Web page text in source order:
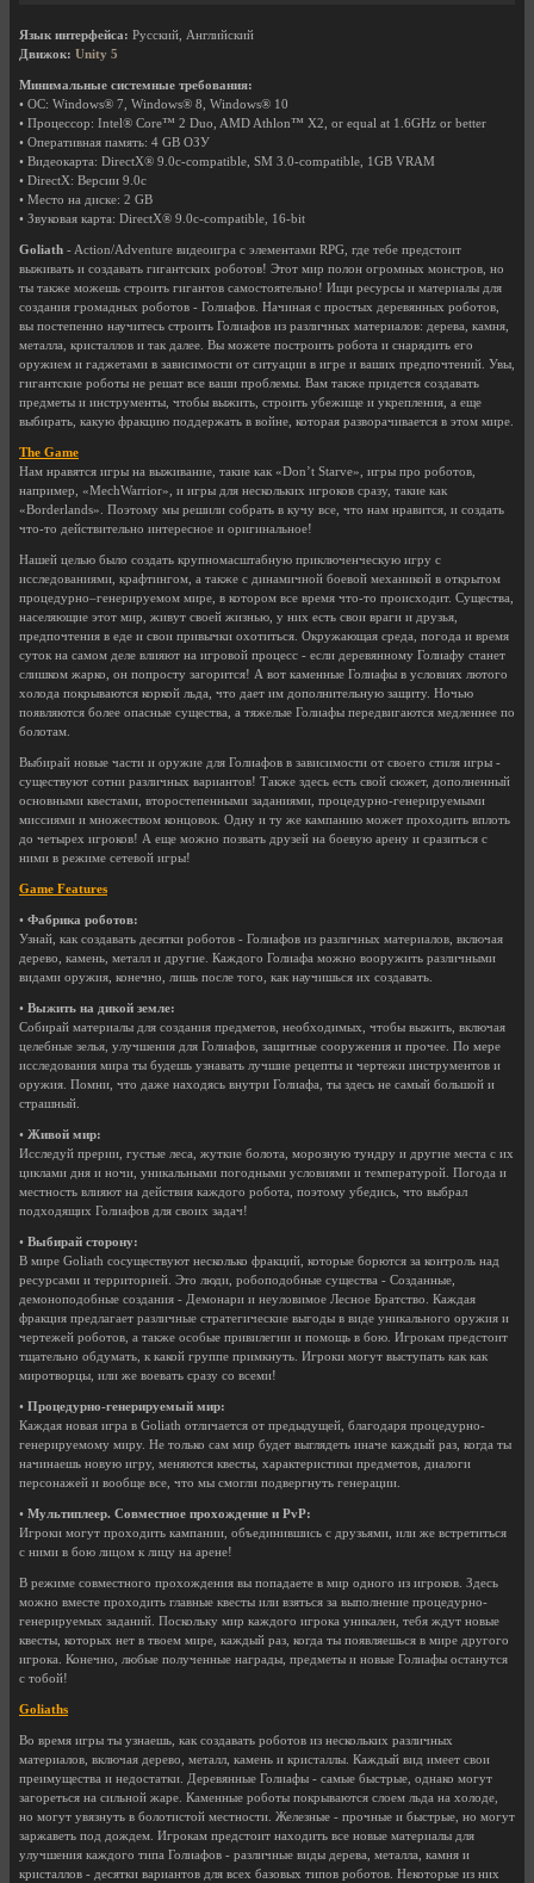
Язык интерфейса: Русский, Английский
Движок: Unity 5
Минимальные системные требования:
• ОС: Windows® 7, Windows® 8, Windows® 10
• Процессор: Intel® Core™ 2 Duo, AMD Athlon™ X2, or equal at 1.6GHz or better
• Оперативная память: 4 GB ОЗУ
• Видеокарта: DirectX® 9.0c-compatible, SM 3.0-compatible, 1GB VRAM
• DirectX: Версии 9.0c
• Место на диске: 2 GB
• Звуковая карта: DirectX® 9.0c-compatible, 16-bit
Goliath - Action/Adventure видеоигра с элементами RPG, где тебе предстоит
выживать и создавать гигантских роботов! Этот мир полон огромных монстров, но
ты также можешь строить гигантов самостоятельно! Ищи ресурсы и материалы для
создания громадных роботов - Голиафов. Начиная с простых деревянных роботов,
вы постепенно научитесь строить Голиафов из различных материалов: дерева, камня,
металла, кристаллов и так далее. Вы можете построить робота и снарядить его
оружием и гаджетами в зависимости от ситуации в игре и ваших предпочтений. Увы,
гигантские роботы не решат все ваши проблемы. Вам также придется создавать
предметы и инструменты, чтобы выжить, строить убежище и укрепления, а еще
выбирать, какую фракцию поддержать в войне, которая разворачивается в этом мире.
The Game
Нам нравятся игры на выживание, такие как «Don’t Starve», игры про роботов,
например, «MechWarrior», и игры для нескольких игроков сразу, такие как
«Borderlands». Поэтому мы решили собрать в кучу все, что нам нравится, и создать
что-то действительно интересное и оригинальное!
Нашей целью было создать крупномасштабную приключенческую игру с
исследованиями, крафтингом, а также с динамичной боевой механикой в открытом
процедурно–генерируемом мире, в котором все время что-то происходит. Существа,
населяющие этот мир, живут своей жизнью, у них есть свои враги и друзья,
предпочтения в еде и свои привычки охотиться. Окружающая среда, погода и время
суток на самом деле влияют на игровой процесс - если деревянному Голиафу станет
слишком жарко, он попросту загорится! А вот каменные Голиафы в условиях лютого
холода покрываются коркой льда, что дает им дополнительную защиту. Ночью
появляются более опасные существа, а тяжелые Голиафы передвигаются медленнее по
болотам.
Выбирай новые части и оружие для Голиафов в зависимости от своего стиля игры -
существуют сотни различных вариантов! Также здесь есть свой сюжет, дополненный
основными квестами, второстепенными заданиями, процедурно-генерируемыми
миссиями и множеством концовок. Одну и ту же кампанию может проходить вплоть
до четырех игроков! А еще можно позвать друзей на боевую арену и сразиться с
ними в режиме сетевой игры!
Game Features
• Фабрика роботов:
Узнай, как создавать десятки роботов - Голиафов из различных материалов, включая
дерево, камень, металл и другие. Каждого Голиафа можно вооружить различными
видами оружия, конечно, лишь после того, как научишься их создавать.
• Выжить на дикой земле:
Собирай материалы для создания предметов, необходимых, чтобы выжить, включая
целебные зелья, улучшения для Голиафов, защитные сооружения и прочее. По мере
исследования мира ты будешь узнавать лучшие рецепты и чертежи инструментов и
оружия. Помни, что даже находясь внутри Голиафа, ты здесь не самый большой и
страшный.
• Живой мир:
Исследуй прерии, густые леса, жуткие болота, морозную тундру и другие места с их
циклами дня и ночи, уникальными погодными условиями и температурой. Погода и
местность влияют на действия каждого робота, поэтому убедись, что выбрал
подходящих Голиафов для своих задач!
• Выбирай сторону:
В мире Goliath сосуществуют несколько фракций, которые борются за контроль над
ресурсами и территорией. Это люди, робоподобные существа - Созданные,
демоноподобные создания - Демонари и неуловимое Лесное Братство. Каждая
фракция предлагает различные стратегические выгоды в виде уникального оружия и
чертежей роботов, а также особые привилегии и помощь в бою. Игрокам предстоит
тщательно обдумать, к какой группе примкнуть. Игроки могут выступать как как
миротворцы, или же воевать сразу со всеми!
• Процедурно-генерируемый мир:
Каждая новая игра в Goliath отличается от предыдущей, благодаря процедурно-
генерируемому миру. Не только сам мир будет выглядеть иначе каждый раз, когда ты
начинаешь новую игру, меняются квесты, характеристики предметов, диалоги
персонажей и вообще все, что мы смогли подвергнуть генерации.
• Мультиплеер. Совместное прохождение и PvP:
Игроки могут проходить кампании, объединившись с друзьями, или же встретиться
с ними в бою лицом к лицу на арене!
В режиме совместного прохождения вы попадаете в мир одного из игроков. Здесь
можно вместе проходить главные квесты или взяться за выполнение процедурно-
генерируемых заданий. Поскольку мир каждого игрока уникален, тебя ждут новые
квесты, которых нет в твоем мире, каждый раз, когда ты появляешься в мире другого
игрока. Конечно, любые полученные награды, предметы и новые Голиафы останутся
с тобой!
Goliaths
Во время игры ты узнаешь, как создавать роботов из нескольких различных
материалов, включая дерево, металл, камень и кристаллы. Каждый вид имеет свои
преимущества и недостатки. Деревянные Голиафы - самые быстрые, однако могут
загореться на сильной жаре. Каменные роботы покрываются слоем льда на холоде,
но могут увязнуть в болотистой местности. Железные - прочные и быстрые, но могут
заржаветь под дождем. Игрокам предстоит находить все новые материалы для
улучшения каждого типа Голиафов - различные виды дерева, металла, камня и
кристаллов - десятки вариантов для всех базовых типов роботов. Некоторые из них